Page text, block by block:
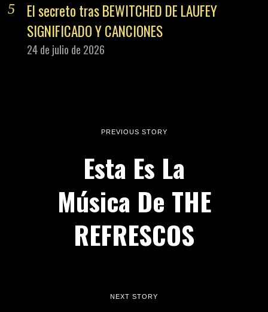
El secreto tras BEWITCHED DE LAUFEY
SIGNIFICADO Y CANCIONES
24 de julio de 2026
PREVIOUS STORY
Esta Es La
Música De THE
REFRESCOS
NEXT STORY